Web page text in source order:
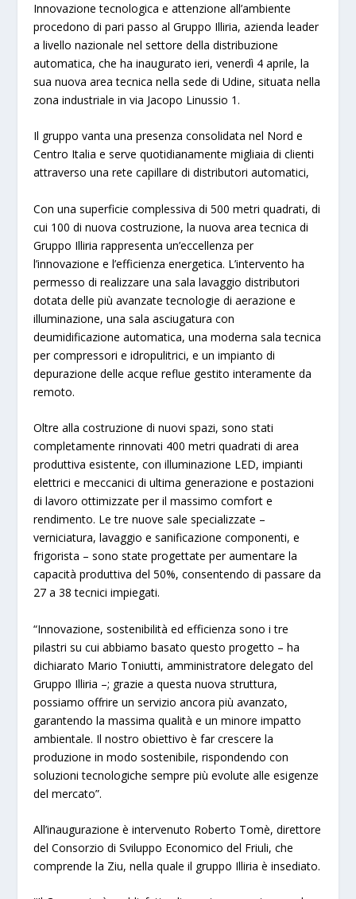
Innovazione tecnologica e attenzione all’ambiente
procedono di pari passo al Gruppo Illiria, azienda leader
a livello nazionale nel settore della distribuzione
automatica, che ha inaugurato ieri, venerdì 4 aprile, la
sua nuova area tecnica nella sede di Udine, situata nella
zona industriale in via Jacopo Linussio 1.
Il gruppo vanta una presenza consolidata nel Nord e
Centro Italia e serve quotidianamente migliaia di clienti
attraverso una rete capillare di distributori automatici,
Con una superficie complessiva di 500 metri quadrati, di
cui 100 di nuova costruzione, la nuova area tecnica di
Gruppo Illiria rappresenta un’eccellenza per
l’innovazione e l’efficienza energetica. L’intervento ha
permesso di realizzare una sala lavaggio distributori
dotata delle più avanzate tecnologie di aerazione e
illuminazione, una sala asciugatura con
deumidificazione automatica, una moderna sala tecnica
per compressori e idropulitrici, e un impianto di
depurazione delle acque reflue gestito interamente da
remoto.
Oltre alla costruzione di nuovi spazi, sono stati
completamente rinnovati 400 metri quadrati di area
produttiva esistente, con illuminazione LED, impianti
elettrici e meccanici di ultima generazione e postazioni
di lavoro ottimizzate per il massimo comfort e
rendimento. Le tre nuove sale specializzate –
verniciatura, lavaggio e sanificazione componenti, e
frigorista – sono state progettate per aumentare la
capacità produttiva del 50%, consentendo di passare da
27 a 38 tecnici impiegati.
“Innovazione, sostenibilità ed efficienza sono i tre
pilastri su cui abbiamo basato questo progetto – ha
dichiarato Mario Toniutti, amministratore delegato del
Gruppo Illiria –; grazie a questa nuova struttura,
possiamo offrire un servizio ancora più avanzato,
garantendo la massima qualità e un minore impatto
ambientale. Il nostro obiettivo è far crescere la
produzione in modo sostenibile, rispondendo con
soluzioni tecnologiche sempre più evolute alle esigenze
del mercato”.
All’inaugurazione è intervenuto Roberto Tomè, direttore
del Consorzio di Sviluppo Economico del Friuli, che
comprende la Ziu, nella quale il gruppo Illiria è insediato.